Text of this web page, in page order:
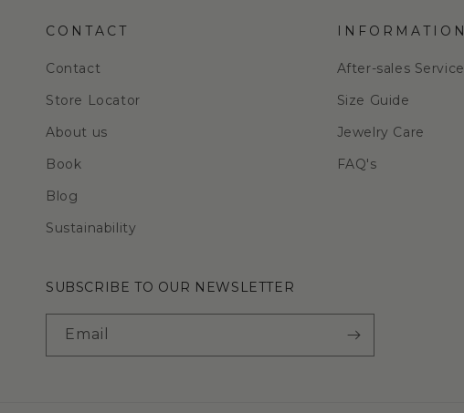
CONTACT
Contact
Store Locator
About us
Book
Blog
Sustainability
INFORMATION
After-sales Service
Size Guide
Jewelry Care
FAQ's
SUBSCRIBE TO OUR NEWSLETTER
Email